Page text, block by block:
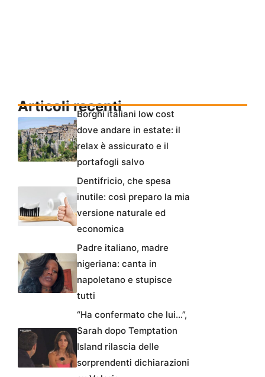
Articoli recentiBorghi italiani low cost
dove andare in estate: il
relax è assicurato e il
portafogli salvo
Dentifricio, che spesa
inutile: così preparo la mia
versione naturale ed
economica
Padre italiano, madre
nigeriana: canta in
napoletano e stupisce
tutti
“Ha confermato che lui…”,
Sarah dopo Temptation
Island rilascia delle
sorprendenti dichiarazioni